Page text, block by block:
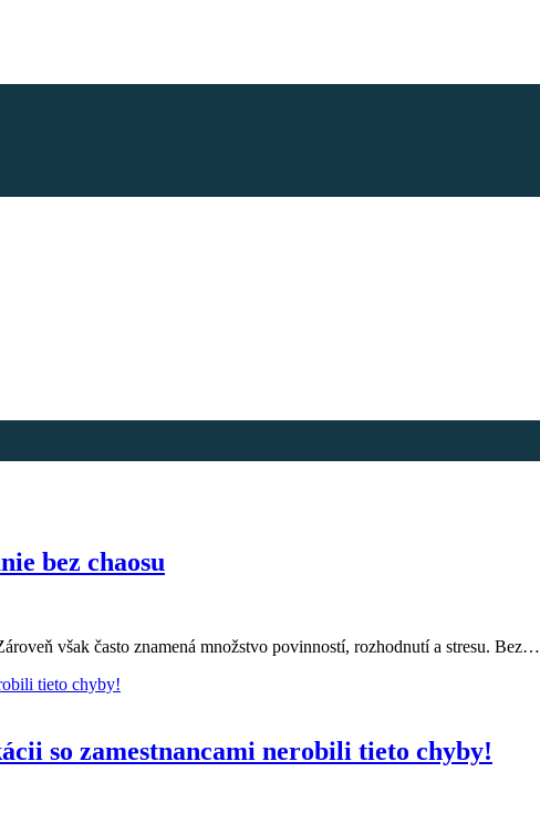
bez chaosu
však často znamená množstvo povinností, rozhodnutí a stresu. Bez…
so zamestnancami nerobili tieto chyby!